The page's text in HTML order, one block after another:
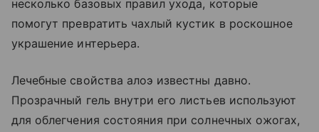
несколько базовых правил ухода, которые
помогут превратить чахлый кустик в роскошное
украшение интерьера.
Лечебные свойства алоэ известны давно.
Прозрачный гель внутри его листьев используют
для облегчения состояния при солнечных ожогах,